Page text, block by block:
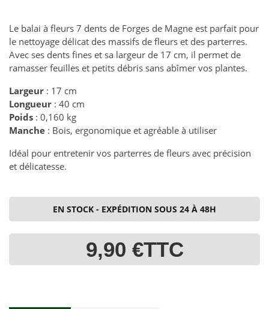
Le balai à fleurs 7 dents de Forges de Magne est parfait pour
le nettoyage délicat des massifs de fleurs et des parterres.
Avec ses dents fines et sa largeur de 17 cm, il permet de
ramasser feuilles et petits débris sans abîmer vos plantes.
Largeur : 17 cm
Longueur : 40 cm
Poids : 0,160 kg
Manche : Bois, ergonomique et agréable à utiliser
Idéal pour entretenir vos parterres de fleurs avec précision
et délicatesse.
EN STOCK - EXPÉDITION SOUS 24 À 48H
9,90 €TTC